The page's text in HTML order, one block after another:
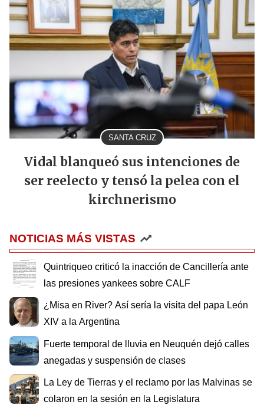
SANTA CRUZ
Vidal blanqueó sus intenciones de
ser reelecto y tensó la pelea con el
kirchnerismo
NOTICIAS MÁS VISTAS
Quintriqueo criticó la inacción de Cancillería ante
las presiones yankees sobre CALF
¿Misa en River? Así sería la visita del papa León
XIV a la Argentina
Fuerte temporal de lluvia en Neuquén dejó calles
anegadas y suspensión de clases
La Ley de Tierras y el reclamo por las Malvinas se
colaron en la sesión en la Legislatura